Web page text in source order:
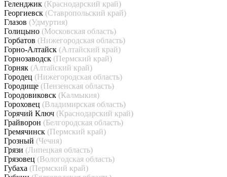
Геленджик (Краснодарский край)
Георгиевск (Ставропольский край)
Глазов (Удмуртия)
Голицыно (Московская область)
Горбатов (Нижегородская область)
Горно-Алтайск (Алтайский край)
Горнозаводск (Пермский край)
Горняк (Алтайский край)
Городец (Нижегородская область)
Городище (Пензенская область)
Городовиковск (Калмыкия)
Гороховец (Владимирская область)
Горячий Ключ (Краснодарский край)
Грайворон (Белгородская область)
Гремячинск (Пермский край)
Грозный (Чечня)
Грязи (Липецкая область)
Грязовец (Вологодская область)
Губаха (Пермский край)